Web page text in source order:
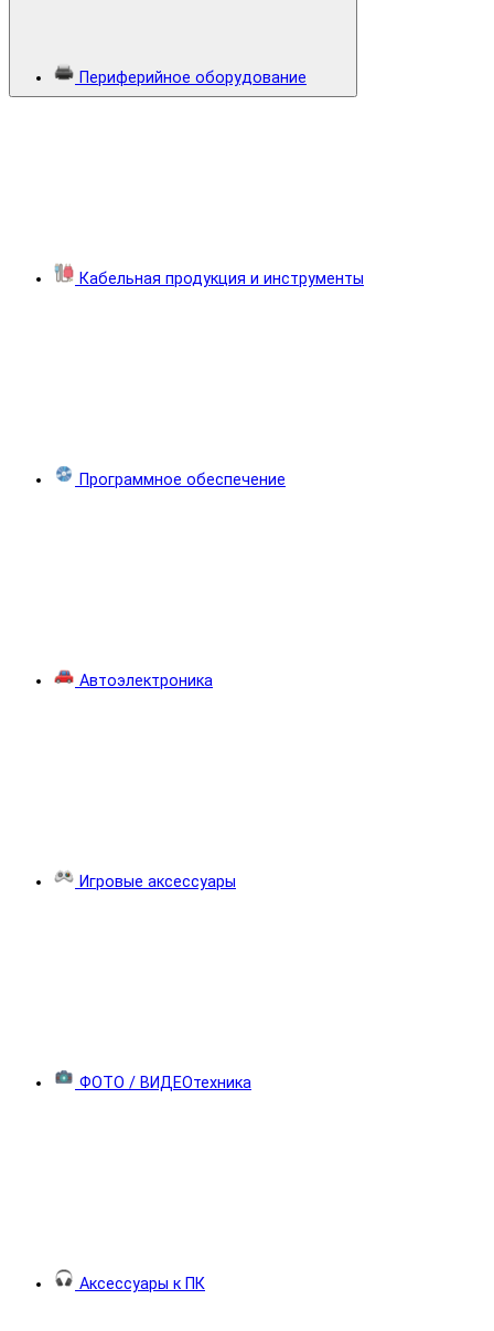
Периферийное оборудование
Кабельная продукция и инструменты
Программное обеспечение
Автоэлектроника
Игровые аксессуары
ФОТО / ВИДЕОтехника
Аксессуары к ПК